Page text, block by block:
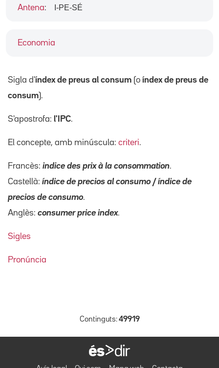
Economia
Antena: I-PE-SÉ
Sigla d'índex de preus al consum (o índex de preus de
consum).
S'apostrofa: l'IPC.
El concepte, amb minúscula: criteri.
Francès: indice des prix à la consommation.
Castellà: índice de precios al consumo / índice de
precios de consumo.
Anglès: consumer price index.
Sigles
Pronúncia
Continguts: 49919